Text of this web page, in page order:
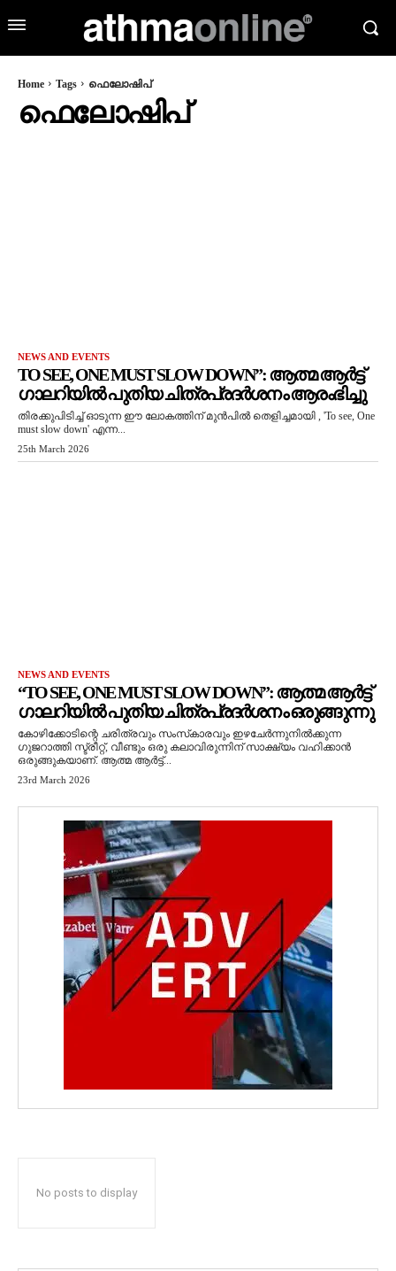
Home Tags ഫെലോഷിപ്
ഫെലോഷിപ്
NEWS AND EVENTS
TO SEE, ONE MUST SLOW DOWN”: ആത്മ ആർട്ട്
ഗാലറിയിൽ പുതിയ ചിത്രപ്രദർശനം ആരംഭിച്ചു
തിരക്കുപിടിച്ച് ഓടുന്ന ഈ ലോകത്തിന് മുൻപിൽ തെളിച്ചമായി , 'To see, One
must slow down' എന്ന...
25th March 2026
NEWS AND EVENTS
“TO SEE, ONE MUST SLOW DOWN”: ആത്മ ആർട്ട്
ഗാലറിയിൽ പുതിയ ചിത്രപ്രദർശനം ഒരുങ്ങുന്നു
കോഴിക്കോടിന്റെ ചരിത്രവും സംസ്‌കാരവും ഇഴചേർന്നുനിൽക്കുന്ന
ഗുജറാത്തി സ്ട്രീറ്റ്, വീണ്ടും ഒരു കലാവിരുന്നിന് സാക്ഷ്യം വഹിക്കാൻ
ഒരുങ്ങുകയാണ്. ആത്മ ആർട്ട്...
23rd March 2026
No posts to display